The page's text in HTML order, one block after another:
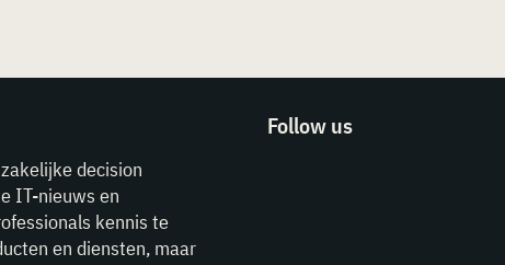
decision
IT-nieuws en
kennis te
en diensten, maar
Follow us